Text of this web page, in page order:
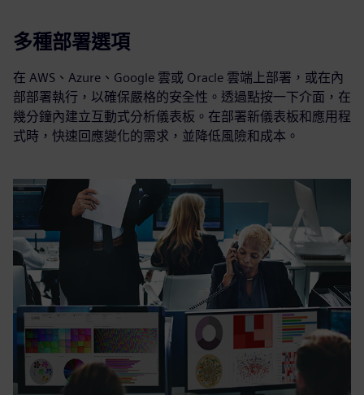
多種部署選項
在 AWS、Azure、Google 雲或 Oracle 雲端上部署，或在內
部部署執行，以確保嚴格的安全性。透過點按一下介面，在
幾分鐘內建立互動式分析儀表板。在部署新儀表板和應用程
式時，快速回應變化的需求，並降低風險和成本。